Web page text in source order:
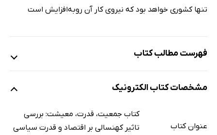
تنها کشوری خواهد بود که نیروی کار آن رو‌به‌افزایش است
فهرست مطالب کتاب
جمعیت و قدرت: کانون توجه جدید جهان
جمعیت و قدرت: درس‌های تاریخ
چارچوب فکری گزارش
مشخصات کتاب الکترونیک
عنوان کتاب
کتاب جمعیت، قدرت، معیشت: بررسی
تاثیر کهنسالی بر اقتصاد و قدرت سیاسی